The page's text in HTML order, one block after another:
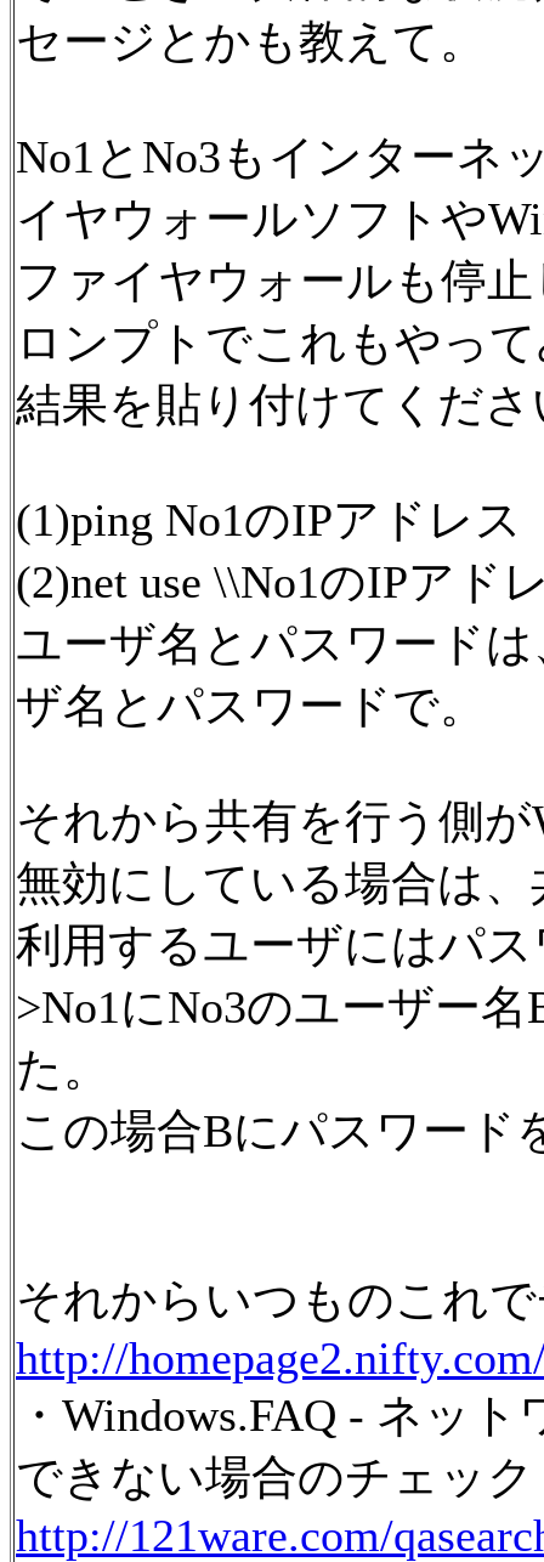
セージとかも教えて。
No1とNo3もインターネ
イヤウォールソフトや
ファイヤウォールも停
ロンプトでこれもやっ
結果を貼り付けてくださ
(1)ping No1のIPアドレス
(2)net use \\No1のIPアド
ユーザ名とパスワード
ザ名とパスワードで。
それから共有を行う側
無効にしている場合は、
利用するユーザにはパ
>No1にNo3のユーザー
た。
この場合Bにパスワード
それからいつものこれ
http://
・Windows.FAQ - ネッ
できない場合のチェッ
http://121ware.com/